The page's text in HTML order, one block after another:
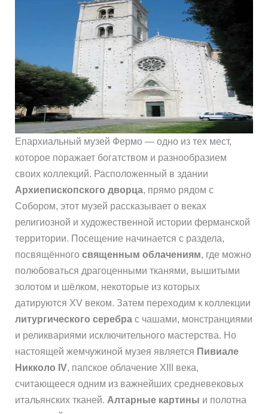
Епархиальный музей Фермо — одно из тех мест,
которое поражает богатством и разнообразием
своих коллекций. Расположенный в здании
Архиепископского дворца, прямо рядом с
Собором, этот музей рассказывает о веках
религиозной и художественной истории ферманской
территории. Посещение начинается с раздела,
посвящённого священным облачениям, где можно
полюбоваться драгоценными тканями, вышитыми
золотом и шёлком, некоторые из которых
датируются XV веком. Затем переходим к коллекции
литургического серебрас чашами, монстранциями
и реликвариями исключительного мастерства. Но
настоящей жемчужиной музея является Пивиале
Никколо IV, папское облачение XIII века,
считающееся одним из важнейших средневековых
итальянских тканей. Алтарные картины и полотна